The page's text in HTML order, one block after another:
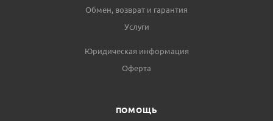
Обмен, возврат и гарантия
Услуги
Юридическая информация
Оферта
ПОМОЩЬ